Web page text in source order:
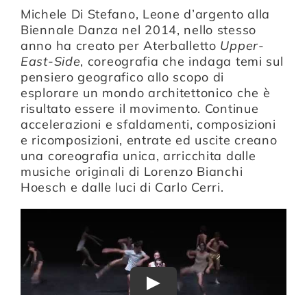
Support us
Calendar
Michele Di Stefano, Leone d’argento alla
Biennale Danza nel 2014, nello stesso
anno ha creato per Aterballetto Upper-
East-Side, coreografia che indaga temi sul
pensiero geografico allo scopo di
esplorare un mondo architettonico che è
risultato essere il movimento. Continue
accelerazioni e sfaldamenti, composizioni
e ricomposizioni, entrate ed uscite creano
una coreografia unica, arricchita dalle
musiche originali di Lorenzo Bianchi
Hoesch e dalle luci di Carlo Cerri.
Play